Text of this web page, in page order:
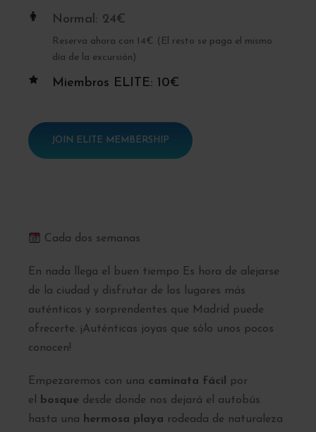
Normal: 24€
Reserva ahora con 14€ (El resto se paga el mismo
día de la excursión)
Miembros ELITE: 10€
JOIN ELITE MEMBERSHIP
Cada dos semanas
En nada llega el buen tiempo Es hora de alejarse
de la ciudad y disfrutar de los lugares más
auténticos y sorprendentes que Madrid puede
ofrecerte. ¡Auténticas joyas que sólo unos pocos
conocen!
Empezaremos con una caminata fácil por
el bosque desde donde nos dejará el autobús
hasta una hermosa playa rodeada de naturaleza